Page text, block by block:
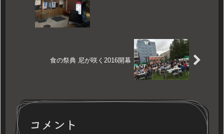
食の祭典 尼が咲く2016開幕
コメント